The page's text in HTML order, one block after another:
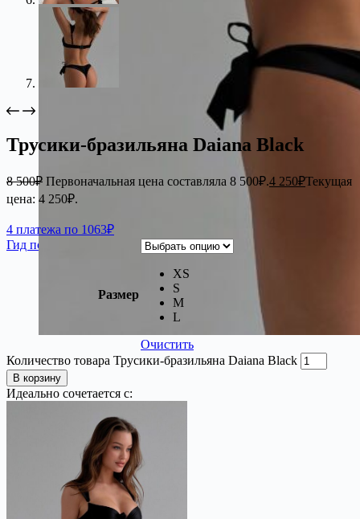
Трусики-бразильяна Daiana Black
8 500₽ Первоначальная цена составляла 8 500₽.4 250₽Текущая
цена: 4 250₽.
4 платежа по 1063₽
Гид по размерам
Размер
XS
S
M
L
Очистить
Количество товара Трусики-бразильяна Daiana Black
В корзину
Идеально сочетается с: